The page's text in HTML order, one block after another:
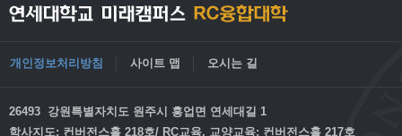
개인정보처리방침 사이트 맵 오시는 길
26493 강원특별자치도 원주시 흥업면 연세대길 1
학사지도: 컨버전스홀 218호/ RC교육, 교양교육: 컨버전스홀 217호